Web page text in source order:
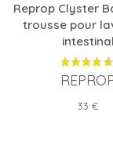
Reprop Clyster
trousse pour
intestinal
Prix
33 €